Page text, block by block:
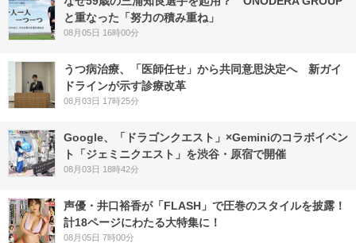
と重なった「努力の積み重ね」
08月05日 16時00分
うつ病治療、「医師任せ」から共同意思決定へ 新ガイ
ドラインが示す診療改革
08月03日 17時25分
Google、「ドラゴンクエスト」×Geminiのコラボイベン
ト「ジェミニクエスト」を渋谷・原宿で開催
08月03日 18時42分
声優・井口裕香が「FLASH」で圧巻のスタイルを披露！
計18ページにわたる大特集に！
08月05日 7時00分